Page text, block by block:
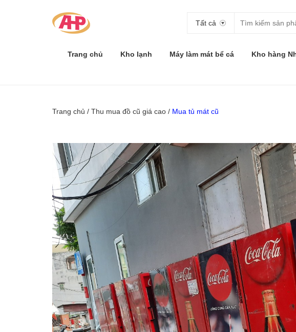
Tất cả
Trang chủ Kho lạnh Máy làm mát bể cá Kho hàng
Trang chủ / Thu mua đồ cũ giá cao / Mua tủ mát cũ